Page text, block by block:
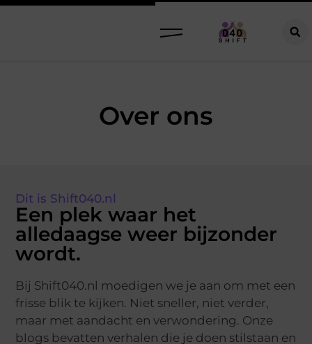
Over ons
Dit is Shift040.nl
Een plek waar het
alledaagse weer bijzonder
wordt.
Bij Shift040.nl moedigen we je aan om met een
frisse blik te kijken. Niet sneller, niet verder,
maar met aandacht en verwondering. Onze
blogs bevatten verhalen die je doen stilstaan en